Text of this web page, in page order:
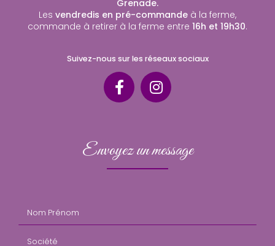
Grenade.
Les vendredis en pré-commande à la ferme,
commande à retirer à la ferme entre 16h et 19h30.
Suivez-nous sur les réseaux sociaux
Envoyez un message